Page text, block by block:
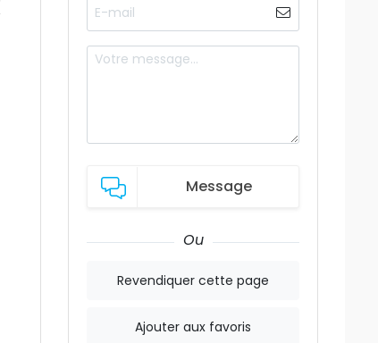
Message
Ou
Revendiquer cette page
Ajouter aux favoris